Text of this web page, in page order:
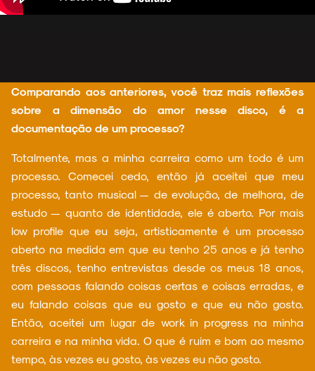
NOIZE RECORD CLUB
SOBRE
Comparando aos anteriores, você traz mais reflexões
sobre a dimensão do amor nesse disco, é a
documentação de um processo?
Totalmente, mas a minha carreira como um todo é um
processo. Comecei cedo, então já aceitei que meu
processo, tanto musical — de evolução, de melhora, de
estudo — quanto de identidade, ele é aberto. Por mais
low profile que eu seja, artisticamente é um processo
aberto na medida em que eu tenho 25 anos e já tenho
três discos, tenho entrevistas desde os meus 18 anos,
com pessoas falando coisas certas e coisas erradas, e
eu falando coisas que eu gosto e que eu não gosto.
Então, aceitei um lugar de work in progress na minha
carreira e na minha vida. O que é ruim e bom ao mesmo
tempo, às vezes eu gosto, às vezes eu não gosto.